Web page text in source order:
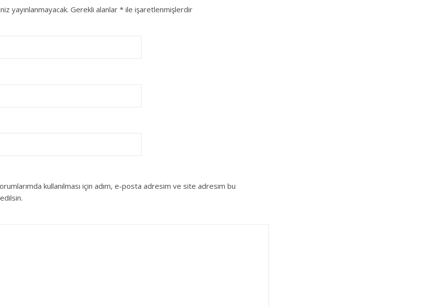
yayınlanmayacak. Gerekli alanlar * ile işaretlenmişlerdir
kullanılması için adım, e-posta adresim ve site adresim bu